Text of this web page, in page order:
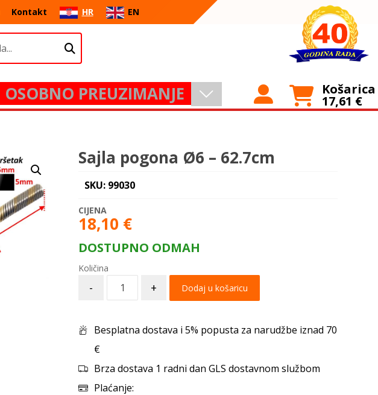
Kontakt HR EN
OSOBNO PREUZIMANJE Košarica
17,61 €
Sajla pogona Ø6 – 62.7cm
SKU: 99030
18,10 €
DOSTUPNO ODMAH
- + Dodaj u košaricu
Besplatna dostava i 5% popusta za narudžbe iznad 70
€
Brza dostava 1 radni dan GLS dostavnom službom
Plaćanje: